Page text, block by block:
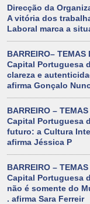
Direcção da
A vitória dos
Laboral marca a
BARREIRO– TEMAS
Capital Portuguesa
clareza e
afirma Gonçalo
BARREIRO –
Capital Portuguesa
futuro: a Cultura
afirma Jéssica P
BARREIRO –
Capital Portuguesa
não é somente do
. afirma Sara Ferreir